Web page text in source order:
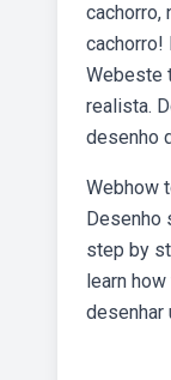
cachorro,
cachorro!
Webeste
realista.
desenho
Webhow
Desenho
step by
learn
desenhar